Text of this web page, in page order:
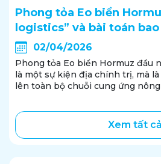
Phong tỏa Eo biển
logistics” và bài toán
Việt Nam
02/04/2026
Phong tỏa Eo biển Hormuz đầu
là một sự kiện địa chính trị, mà
lên toàn bộ chuỗi cung ứng
động không dừng...
Xem tất cả